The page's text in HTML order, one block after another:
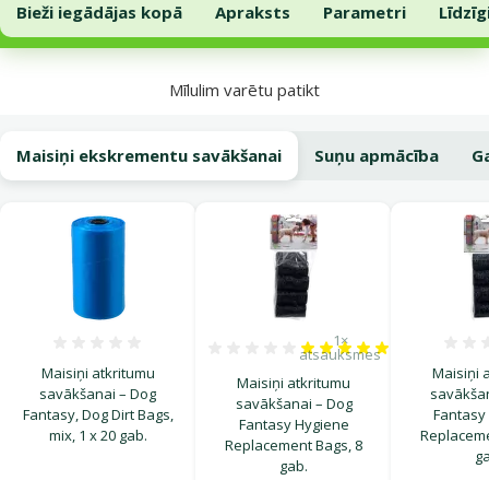
LED apgaismojuma sistēma inerces pavadām – Flexi LED Lighting
Pievienot grozam
Bieži iegādājas kopā Apraksts Parametri
Uz lapas sākumu
Mīlulim varētu patikt
Maisiņi ekskrementu savākšanai Suņu apmācība
Maisiņi atkritumu
savākšanai – Dog
Fantasy, Dog Dirt Bags,
mix, 1 x 20 gab.
Maisiņi atkritumu
savākšanai – Dog
Fantasy Hygiene
Replacement Bags, 8
gab.
Atsauksmes 100%,
1×
atsauksmes
Maisiņi